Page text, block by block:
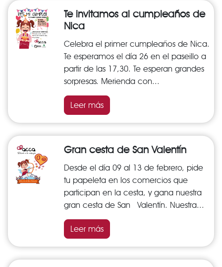
Te invitamos al cumpleaños de
Nica
Celebra el primer cumpleaños de Nica.
Te esperamos el día 26 en el paseillo a
partir de las 17,30. Te esperan grandes
sorpresas. Merienda con...
Leer más
Gran cesta de San Valentín
Desde el día 09 al 13 de febrero, pide
tu papeleta en los comercios que
participan en la cesta, y gana nuestra
gran cesta de San Valentín. Nuestra...
Leer más